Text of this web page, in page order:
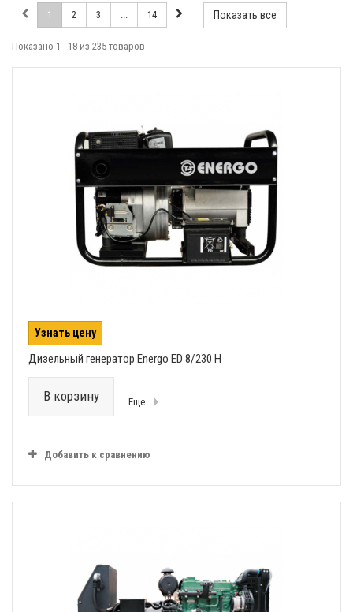
Показать все
1 2 3 ... 14
Показано 1 - 18 из 235 товаров
Узнать цену
Дизельный генератор Energo ED 8/230 H
В корзину Еще
Добавить к сравнению